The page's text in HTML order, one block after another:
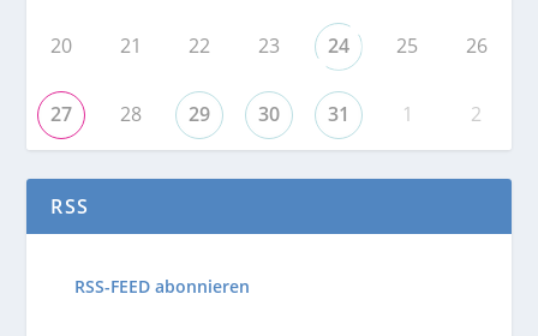
20 21 22 23 24 25 26
27 28 29 30 31 1 2
RSS
RSS-FEED abonnieren